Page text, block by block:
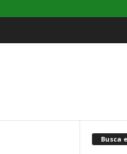
Busca